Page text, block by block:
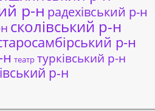
р-н радехівський р-н
сколівський р-н
р-н
театр турківський р-н
р-н